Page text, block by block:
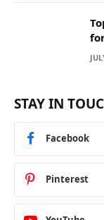
STAY IN
Facebook
Pinterest